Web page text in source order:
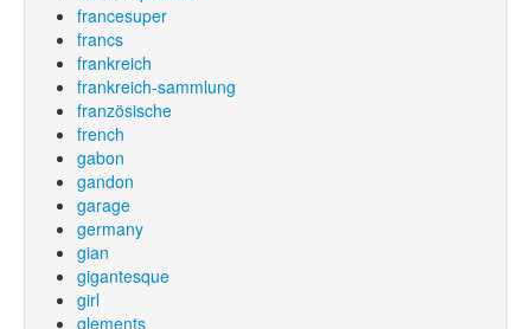
francesuper
francs
frankreich
frankreich-sammlung
französische
french
gabon
gandon
garage
germany
gian
gigantesque
girl
glements